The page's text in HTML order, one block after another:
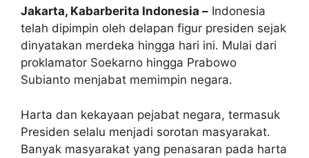
Jakarta, Kabarberita Indonesia – Indonesia
telah dipimpin oleh delapan figur presiden sejak
dinyatakan merdeka hingga hari ini. Mulai dari
proklamator Soekarno hingga Prabowo
Subianto menjabat memimpin negara.
Harta dan kekayaan pejabat negara, termasuk
Presiden selalu menjadi sorotan masyarakat.
Banyak masyarakat yang penasaran pada harta